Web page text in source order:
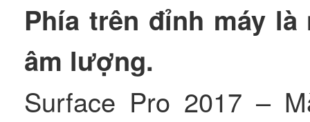
Phía trên đỉnh máy
âm lượng.
Surface Pro 2017 –